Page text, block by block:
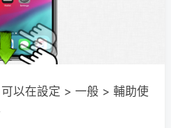
以在設定 > 一般 > 輔助使